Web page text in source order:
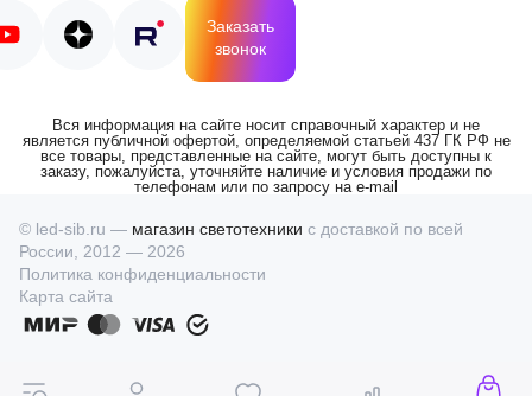
Заказать
звонок
Вся информация на сайте носит справочный характер и не
является публичной офертой, определяемой статьей 437 ГК РФ не
все товары, представленные на сайте, могут быть доступны к
заказу, пожалуйста, уточняйте наличие и условия продажи по
телефонам или по запросу на e-mail
© led-sib.ru — магазин светотехники с доставкой по всей
России, 2012 — 2026
Политика конфиденциальности
Карта сайта